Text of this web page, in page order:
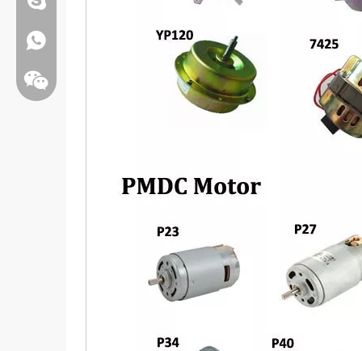
Whatsapp:+86 13808637315
Wechat: weiyu287